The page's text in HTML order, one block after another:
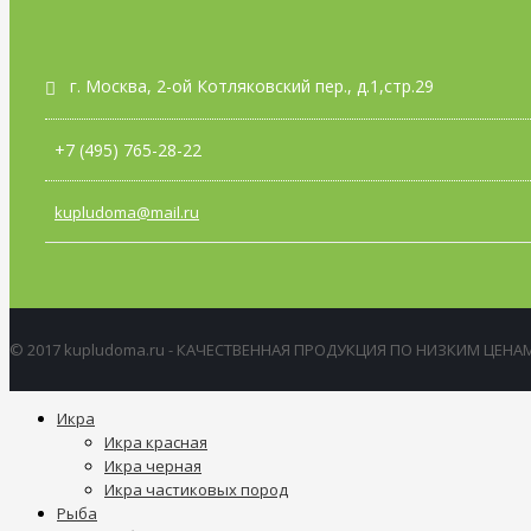
г. Москва, 2-ой Котляковский пер., д.1,стр.29
+7 (495) 765-28-22
kupludoma@mail.ru
© 2017 kupludoma.ru - КАЧЕСТВЕННАЯ ПРОДУКЦИЯ ПО НИЗКИМ
Икра
Икра красная
Икра черная
Икра частиковых пород
Рыба